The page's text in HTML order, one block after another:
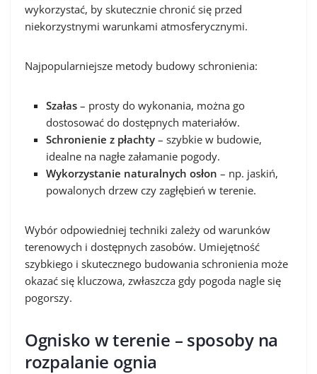
wykorzystać, by skutecznie chronić się przed
niekorzystnymi warunkami atmosferycznymi.
Najpopularniejsze metody budowy schronienia:
Szałas – prosty do wykonania, można go
dostosować do dostępnych materiałów.
Schronienie z płachty – szybkie w budowie,
idealne na nagłe załamanie pogody.
Wykorzystanie naturalnych osłon – np. jaskiń,
powalonych drzew czy zagłębień w terenie.
Wybór odpowiedniej techniki zależy od warunków
terenowych i dostępnych zasobów. Umiejętność
szybkiego i skutecznego budowania schronienia może
okazać się kluczowa, zwłaszcza gdy pogoda nagle się
pogorszy.
Ognisko w terenie – sposoby na
rozpalanie ognia